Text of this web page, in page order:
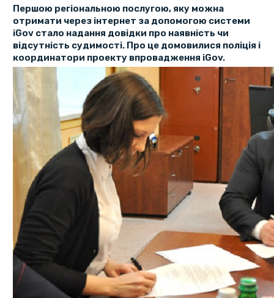
Першою регіональною послугою, яку можна
отримати через інтернет за допомогою системи
iGov стало надання довідки про наявність чи
відсутність судимості. Про це домовилися поліція і
координатори проекту впровадження iGov.